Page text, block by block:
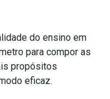
do ensino em
para compor as
propósitos
eficaz.